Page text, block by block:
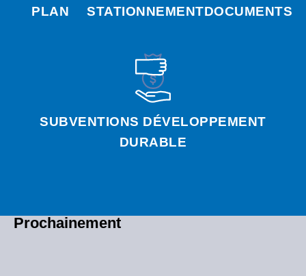
PLAN STATIONNEMENTDOCUMENTS
SUBVENTIONS DÉVELOPPEMENT
DURABLE
Prochainement